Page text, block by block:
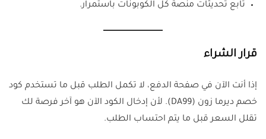
تابع تحديثات منصة كل الكوبونات باستمرار.
قرار الشراء
إذا أنت الآن في صفحة الدفع، لا تكمل الطلب قبل ما تستخدم كود
خصم ديرما زون (DA99). لأن إدخال الكود الآن هو آخر فرصة لك
تقلل السعر قبل ما يتم احتساب الطلب.